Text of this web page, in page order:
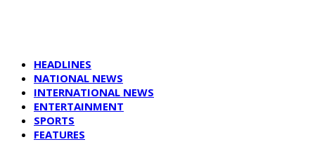
HEADLINES
NATIONAL NEWS
INTERNATIONAL NEWS
ENTERTAINMENT
SPORTS
FEATURES